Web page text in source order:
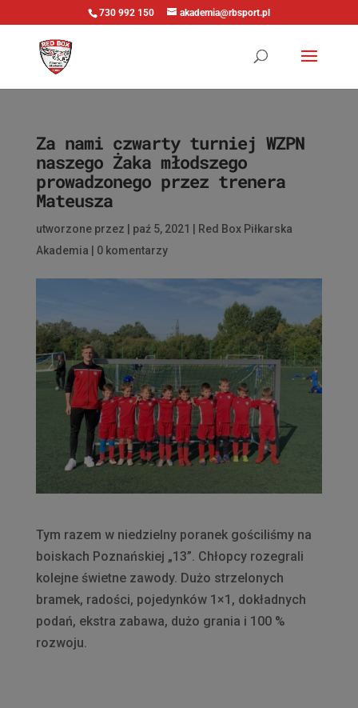
730 992 150 akademia@rbsport.pl
Za nami czwarty turniej WZPN
naszego Żaka młodszego
prowadzonego przez trenera
Mateusza
utworzone przez paź 5, 2021
Red Box Piłkarska
Akademia
0 komentarzy
Tym razem w niedzielny poranek gościliśmy na
boiskach Poznańskiej „13”. Chłopcy rozegrali
kolejne świetne zawody. Dużo strzelonych
bramek, radości, pojedynków 1×1, dokładnych
podań, ekstra zabawa, dużo grania i 100 %
rozwoju.